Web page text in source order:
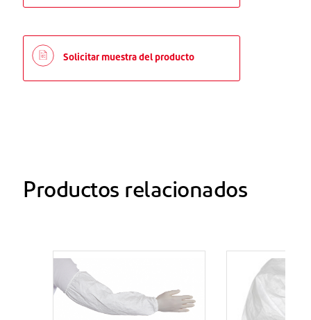
Solicitar muestra del producto
Productos relacionados